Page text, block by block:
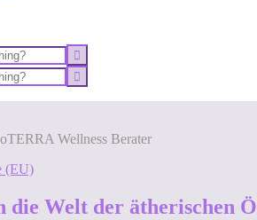
Wellness Berater
(EU)
die Welt der ätherischen